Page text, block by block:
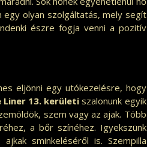
egy olyan szolgáltatás, mely segít
észre fogja venni a pozitív
eljönni egy utókezelésre, hogy
13. kerületi szalonunk egyik
szem vagy az ajak. Több
a bőr színéhez. Igyekszünk
sminkeléséről is. Szempilla